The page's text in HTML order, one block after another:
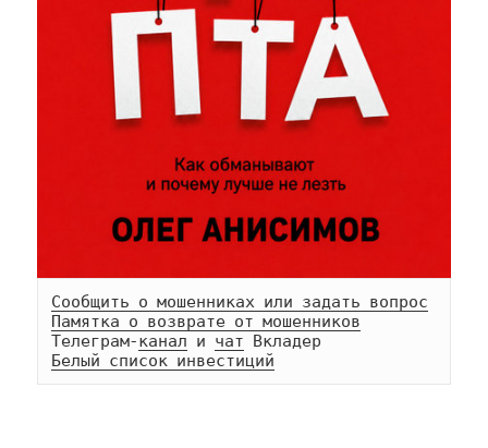
Сообщить о мошенниках или задать вопрос
Памятка о возврате от мошенников
Телеграм-канал и чат
Белый список инвестиций